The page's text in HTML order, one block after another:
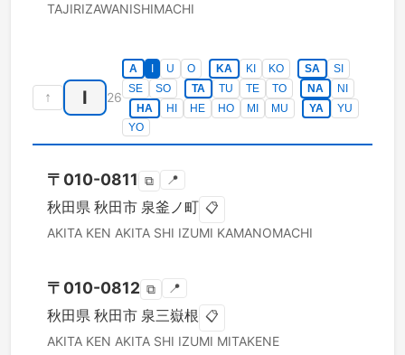
TAJIRIZAWANISHIMACHI
↑ I 26
A U O KA KI KO SA
SI
SE
SO TA TU TE TO NA
NI
HA
HI HE HO MI MU YA
YU
YO
〒 010-0811 ⧉ 📍
秋田県 秋田市 泉釜ノ町 📋
AKITA KEN AKITA SHI IZUMI KAMANOMACHI
〒 010-0812 ⧉ 📍
秋田県 秋田市 泉三嶽根 📋
AKITA KEN AKITA SHI IZUMI MITAKENE